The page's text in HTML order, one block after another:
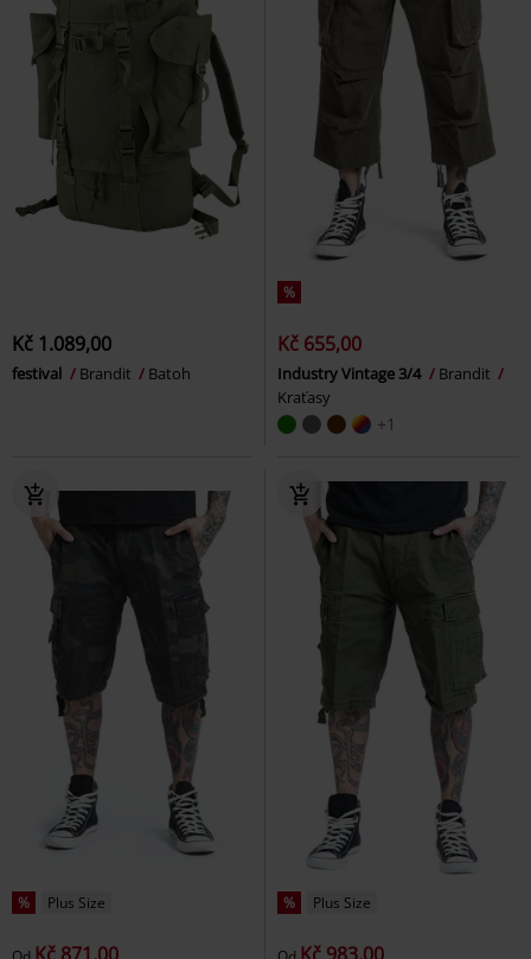
Kč 1.089,00
festival Brandit Batoh
%
Kč 655,00
Industry Vintage 3/4
Brandit
Kraťasy
+1
% Plus Size
Kč 871,00
% Plus Size
Kč 983,00